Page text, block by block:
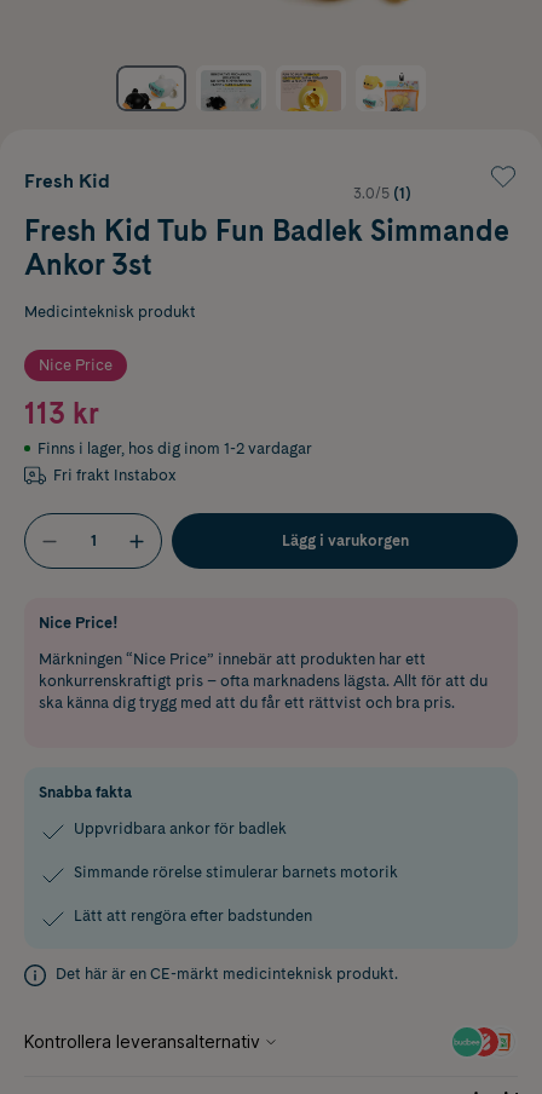
Fresh Kid
3.0/5 (1)
Fresh Kid Tub Fun Badlek Simmande
Ankor 3st
Medicinteknisk produkt
Nice Price
113 kr
Finns i lager, hos dig inom 1-2 vardagar
Fri frakt Instabox
Lägg i varukorgen
Nice Price!
Märkningen “Nice Price” innebär att produkten har ett
konkurrenskraftigt pris – ofta marknadens lägsta. Allt för att du
ska känna dig trygg med att du får ett rättvist och bra pris.
Snabba fakta
Uppvridbara ankor för badlek
Simmande rörelse stimulerar barnets motorik
Lätt att rengöra efter badstunden
Det här är en CE-märkt medicinteknisk produkt.